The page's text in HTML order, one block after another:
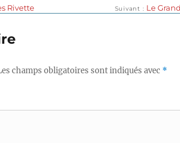
Rivette Suivant Le
champs obligatoires sont indiqués avec *